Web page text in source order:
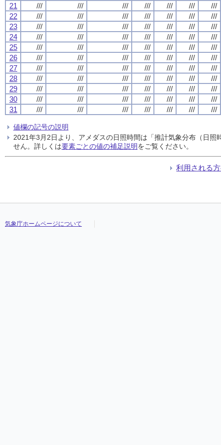
21
/// /// /// /// /// ///
///
22
/// /// /// /// /// ///
///
23
/// /// /// /// /// ///
///
24
/// /// /// /// /// ///
///
25
/// /// /// /// /// ///
///
26
/// /// /// /// /// ///
///
27
/// /// /// /// /// ///
///
28
/// /// /// /// /// ///
///
29
/// /// /// /// /// ///
///
30
/// /// /// /// /// ///
///
31
/// /// /// /// /// /// ///
値欄の記号の説明
2021年3月2日より、アメダスの日照時間は「推計気象分布（日
せん。詳しくは要素ごとの値の補足説明をご覧ください。
利用される
気象庁ホームページについて